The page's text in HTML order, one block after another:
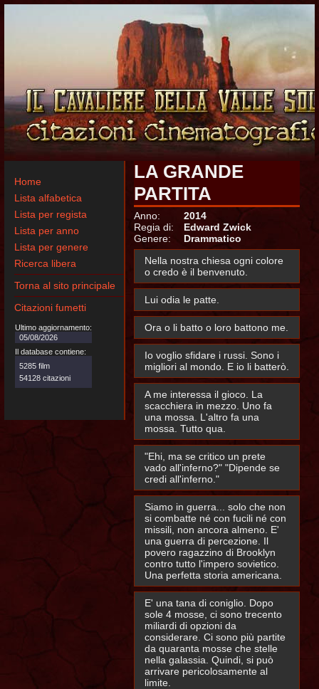
Home
Lista alfabetica
Lista per regista
Lista per anno
Lista per genere
Ricerca libera
Torna al sito principale
Citazioni fumetti
Ultimo aggiornamento:
05/08/2026
Il database contiene:
5285 film
54128 citazioni
LA GRANDE
PARTITA
Anno:
2014
Regia di:
Edward Zwick
Genere:
Drammatico
Nella nostra chiesa ogni colore
o credo è il benvenuto.
Lui odia le patte.
Ora o li batto o loro battono me.
Io voglio sfidare i russi. Sono i
migliori al mondo. E io li batterò.
A me interessa il gioco. La
scacchiera in mezzo. Uno fa
una mossa. L'altro fa una
mossa. Tutto qua.
"Ehi, ma se critico un prete
vado all'inferno?" "Dipende se
credi all'inferno."
Siamo in guerra... solo che non
si combatte né con fucili né con
missili, non ancora almeno. E'
una guerra di percezione. Il
povero ragazzino di Brooklyn
contro tutto l'impero sovietico.
Una perfetta storia americana.
E' una tana di coniglio. Dopo
sole 4 mosse, ci sono trecento
miliardi di opzioni da
considerare. Ci sono più partite
da quaranta mosse che stelle
nella galassia. Quindi, si può
arrivare pericolosamente al
limite.